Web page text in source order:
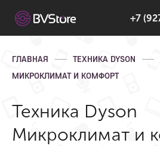
+7
ГЛАВНАЯ
ТЕХНИКА DYSON
МИКРОКЛИМАТ И КОМФОРТ
Техника Dyson
Микроклимат и